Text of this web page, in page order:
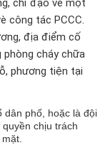
chỉ đạo về một
công tác PCCC.
địa điểm cố
phòng cháy chữa
phương tiện tại
dân phố, hoặc là đội
chịu trách